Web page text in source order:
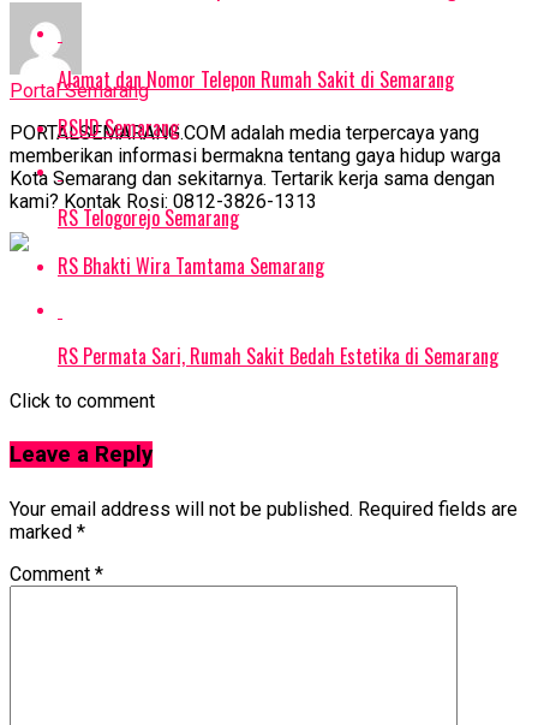
Portal Semarang
PORTALSEMARANG.COM adalah media terpercaya yang
memberikan informasi bermakna tentang gaya hidup warga
Kota Semarang dan sekitarnya. Tertarik kerja sama dengan
kami? Kontak Rosi: 0812-3826-1313
Alamat dan Nomor Telepon Rumah Sakit di Semarang
RSUD Semarang
RS Telogorejo Semarang
RS Bhakti Wira Tamtama Semarang
RS Permata Sari, Rumah Sakit Bedah Estetika di Semarang
Click to comment
Leave a Reply
Your email address will not be published. Required fields are
marked *
Comment *